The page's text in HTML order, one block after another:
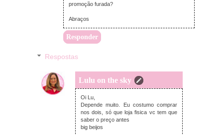
promoção furada?
Abraços
Responder
Respostas
Lulu on the sky
segunda-feira, dezembro 16, 2019
Oi Lu,
Depende muito. Eu costumo comprar
nos dois, só que loja fisica vc tem que
saber o preço antes
big beijos